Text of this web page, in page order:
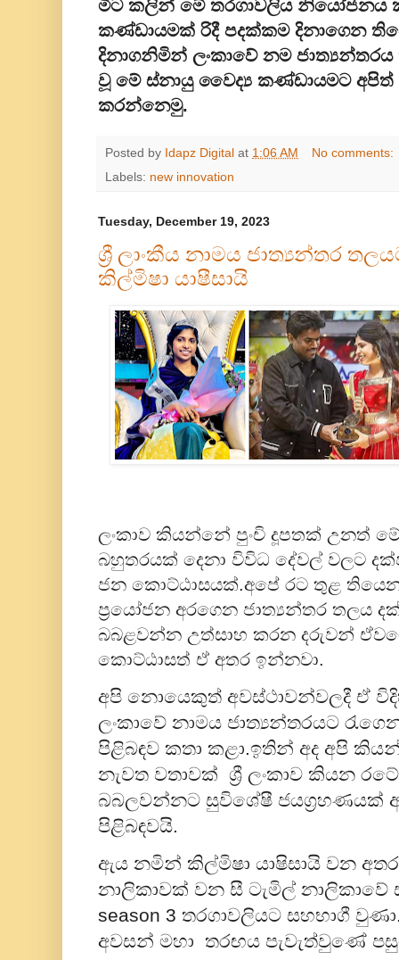
මීට කලින් මේ තරගාවලිය නියෝජනය
කණ්ඩායමක් රිදී පදක්කම දිනාගෙන
දිනාගනිමින් ලංකාවේ නම
වූ මේ ස්නායු වෛද්‍ය කණ්ඩායමට
කරන්නෙමු.
Posted by Idapz Digital at 1:06 AM
No comments:
Labels: new innovation
Tuesday, December 19, 2023
ශ්‍රී ලාංකීය නාමය ජාත්‍යන්තර
කිල්මිෂා යාෂීසායි
ලංකාව කියන්නේ පුංචි දූපතක් උනත්
බහුතරයක් දෙනා විවිධ දේවල් වලට
ජන කොට්ඨාසයක්.අපේ රට තුළ
ප්‍රයෝජන අරගෙන ජාත්‍යන්තර තලය
බබළවන්න උත්සාහ කරන දරුවන්
කොට්ඨාසත් ඒ අතර ඉන්නවා.
අපි නොයෙකුත් අවස්ථාවන්වලදී ඒ
ලංකාවේ නාමය ජාත්‍යන්තරයට
පිළිබඳව කතා කළා.ඉතින් අද අපි
නැවත වතාවක් ශ්‍රී ලංකාව කියන
බබලවන්නට සුවිශේෂී ජයග්‍රහණයක්
පිළිබඳවයි.
ඇය නමින් කිල්මිෂා යාෂිසායි වන
නාලිකාවක් වන සී ටැමිල් නාලිකාවේ
season 3 තරගාවලියට සහභාගී
අවසන් මහා තරඟය පැවැත්වුණේ